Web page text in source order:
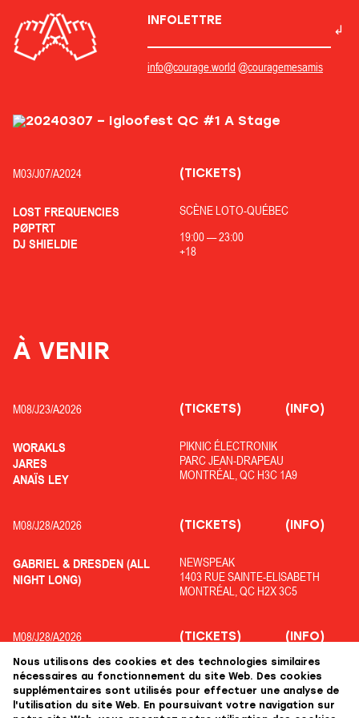
INFOLETTRE
info@courage.world @couragemesamis
M03/J07/A2024
LOST FREQUENCIES
PØPTRT
DJ SHIELDIE
SCÈNE LOTO-QUÉBEC
19:00—23:00
+18
(TICKETS)
À VENIR
M08/J23/A2026
WORAKLS
JARES
ANAÏS LEY
PIKNIC ÉLECTRONIK
PARC JEAN-DRAPEAU
MONTRÉAL, QC H3C 1A9
(TICKETS) (INFO)
M08/J28/A2026
GABRIEL & DRESDEN (ALL
NIGHT LONG)
NEWSPEAK
1403 RUE SAINTE-ELISABETH
MONTRÉAL, QC H2X 3C5
(TICKETS) (INFO)
M08/J28/A2026
ADRIATIQUE
COLYN
KOLOPHANE
OFF PIKNIC
PARC JEAN-DRAPEAU
MONTRÉAL, QC H3C 1A9
(TICKETS) (INFO)
Nous utilisons des cookies et des technologies similaires
nécessaires au fonctionnement du site Web. Des cookies
supplémentaires sont utilisés pour effectuer une analyse de
l'utilisation du site Web. En poursuivant votre navigation sur